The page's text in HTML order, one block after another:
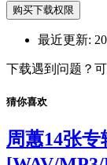
购买下载权限
最近更新:
下载遇到问题？
猜你喜欢
周蕙14张专